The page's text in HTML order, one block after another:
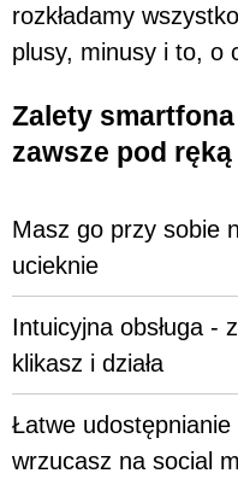
rozkładamy
plusy, minusy i to, o
Zalety
zawsze pod ręką
Masz go przy sobie
ucieknie
Intuicyjna obsługa -
klikasz i działa
Łatwe
wrzucasz na social